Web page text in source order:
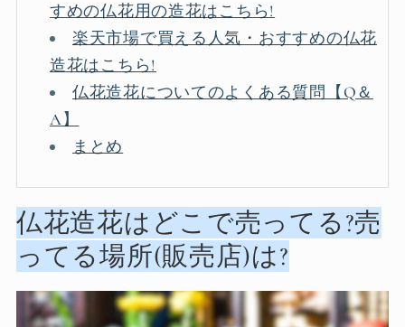
すめの仏花用の造花はこちら!
楽天市場で買える人気・おすすめの仏花
造花はこちら!
仏花造花についてのよくある質問【Q＆
A】
まとめ
仏花造花はどこで売ってる?売
ってる場所(販売店)は?